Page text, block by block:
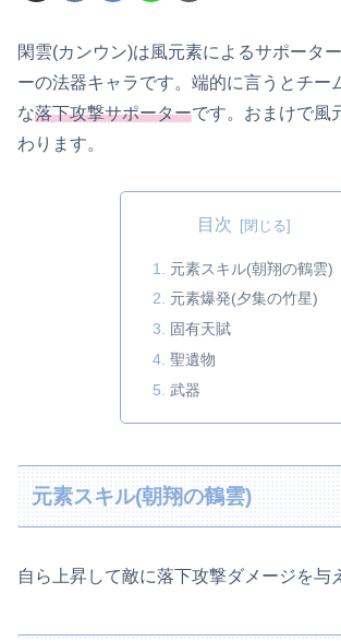
閑雲(カンウン)は風元素によるサポータ
ーの法器キャラです。端的に言うとチー
な落下攻撃サポーターです。おまけで風
わります。
目次
元素スキル(朝翔の鶴雲)
元素爆発(夕集の竹星)
固有天賦
聖遺物
武器
元素スキル(朝翔の鶴雲)
自ら上昇して敵に落下攻撃ダメージを与